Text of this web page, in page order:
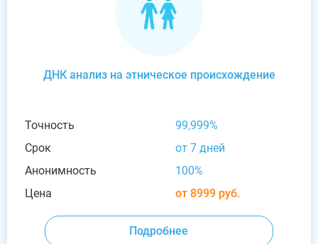
ДНК анализ на этническое происхождение
Точность
99,999%
Срок
от 7 дней
Анонимность
100%
Цена
от 8999 руб.
Подробнее